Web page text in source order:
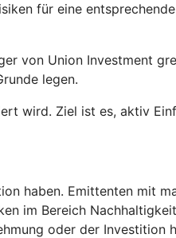
für eine
von Union Investment
legen.
wird. Ziel ist es, aktiv
haben. Emittenten mit
im Bereich
oder der Investition